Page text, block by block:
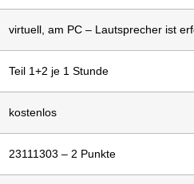
virtuell, am PC – Lautsprecher ist
Teil 1+2 je 1 Stunde
kostenlos
23111303 – 2 Punkte